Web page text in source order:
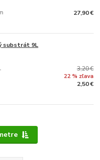
27,90 €
substrát 9L
3,20 €
22 % zľava
2,50 €